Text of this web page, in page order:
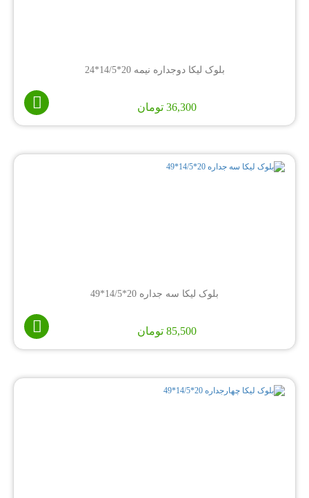
بلوک لیکا دوجداره نیمه 20*14/5*24
36,300 تومان
بلوک لیکا سه جداره 20*14/5*49
85,500 تومان